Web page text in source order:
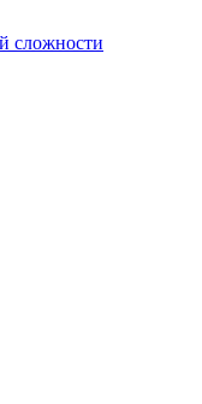
сложности